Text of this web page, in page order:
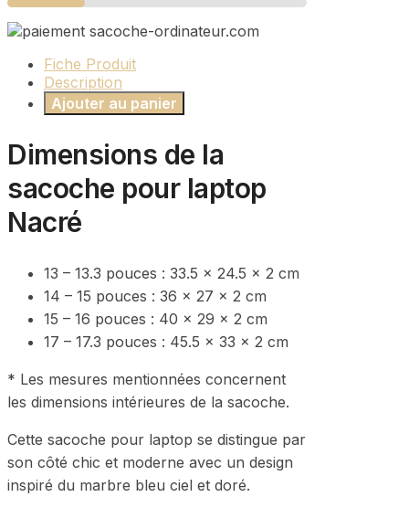
Fiche Produit
Description
Ajouter au panier
Dimensions de la
sacoche pour laptop
Nacré
13 – 13.3 pouces : 33.5 x 24.5 x 2 cm
14 – 15 pouces : 36 x 27 x 2 cm
15 – 16 pouces : 40 x 29 x 2 cm
17 – 17.3 pouces : 45.5 x 33 x 2 cm
* Les mesures mentionnées concernent
les dimensions intérieures de la sacoche.
Cette sacoche pour laptop se distingue par
son côté chic et moderne avec un design
inspiré du marbre bleu ciel et doré.